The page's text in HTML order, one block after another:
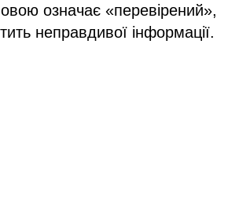
означає «перевірений»,
неправдивої інформації.